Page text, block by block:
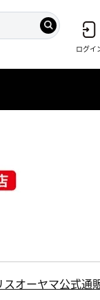
ログイ
スオーヤマ公式